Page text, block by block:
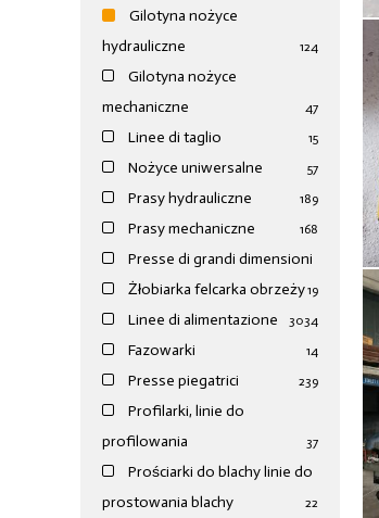
Gilotyna nożyce
hydrauliczne
124
Gilotyna nożyce
mechaniczne
47
Linee di taglio 15
Nożyce uniwersalne 57
Prasy hydrauliczne 189
Prasy mechaniczne 168
Presse di grandi dimensioni
19
Żłobiarka felcarka obrzeży
34
Linee di alimentazione 30
Fazowarki 14
Presse piegatrici 239
Profilarki, linie do
profilowania
37
Prościarki do blachy linie do
prostowania blachy
22